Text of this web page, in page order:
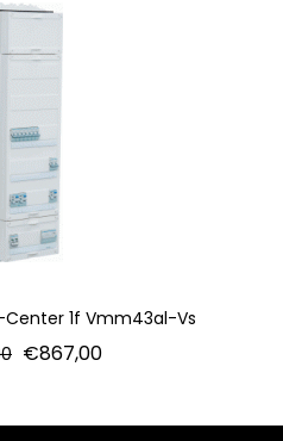
1f Vmm43al-Vs
€867,00